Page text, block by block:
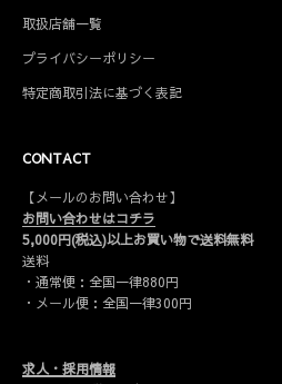
取扱店舗一覧
プライバシーポリシー
特定商取引法に基づく表記
CONTACT
【メールのお問い合わせ】
お問い合わせはコチラ
5,000円(税込)以上お買い物で送料無料
送料
・通常便：全国一律880円
・メール便：全国一律300円
求人・採用情報